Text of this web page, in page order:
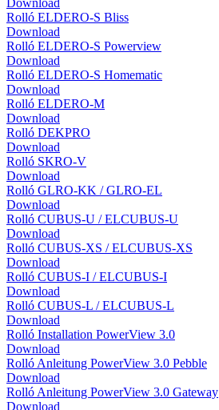
Download
Rolló ELDERO-S Bliss
Download
Rolló ELDERO-S Powerview
Download
Rolló ELDERO-S Homematic
Download
Rolló ELDERO-M
Download
Rolló DEKPRO
Download
Rolló SKRO-V
Download
Rolló GLRO-KK / GLRO-EL
Download
Rolló CUBUS-U / ELCUBUS-U
Download
Rolló CUBUS-XS / ELCUBUS-XS
Download
Rolló CUBUS-I / ELCUBUS-I
Download
Rolló CUBUS-L / ELCUBUS-L
Download
Rolló Installation PowerView 3.0
Download
Rolló Anleitung PowerView 3.0 Pebble
Download
Rolló Anleitung PowerView 3.0 Gateway
Download